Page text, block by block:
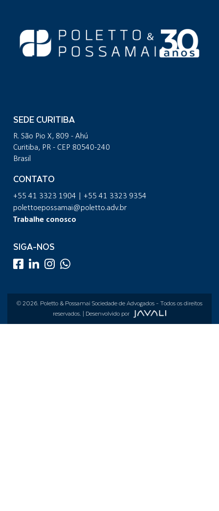
SEDE CURITIBA
R. São Pio X, 809 - Ahú
Curitiba, PR - CEP 80540-240
Brasil
CONTATO
+55 41 3323 1904 | +55 41 3323 9354
polettoepossamai@poletto.adv.br
Trabalhe conosco
SIGA-NOS
© 2026. Poletto & Possamai Sociedade de Advogados - Todos os direitos
reservados. | Desenvolvido por